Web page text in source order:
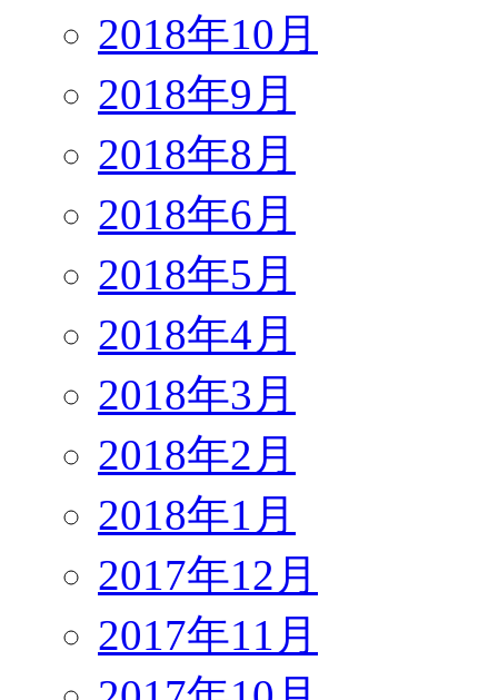
2018年10月
2018年9月
2018年8月
2018年6月
2018年5月
2018年4月
2018年3月
2018年2月
2018年1月
2017年12月
2017年11月